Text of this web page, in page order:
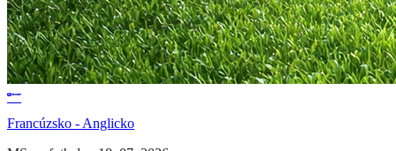
Francúzsko - Anglicko